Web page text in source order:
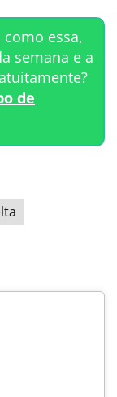
essa,
semana e a
de